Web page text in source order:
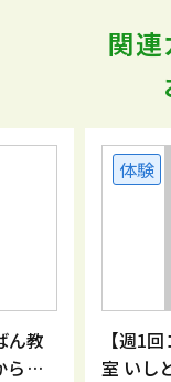
関
ん教
らお
体験
【週1
室 いし